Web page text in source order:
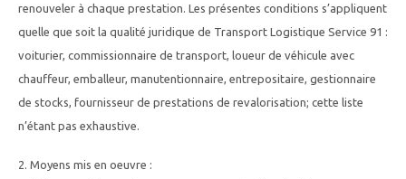
renouveler à chaque prestation. Les présentes conditions s’appliquent
quelle que soit la qualité juridique de Transport Logistique Service 91 :
voiturier, commissionnaire de transport, loueur de véhicule avec
chauffeur, emballeur, manutentionnaire, entrepositaire, gestionnaire
de stocks, fournisseur de prestations de revalorisation; cette liste
n’étant pas exhaustive.
2. Moyens mis en oeuvre :